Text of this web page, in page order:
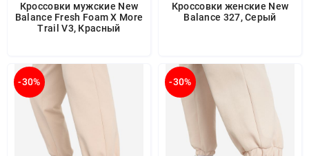
Кроссовки мужские New
Balance Fresh Foam X More
Trail V3, Красный
Кроссовки женские New
Balance 327, Серый
-30% -30%